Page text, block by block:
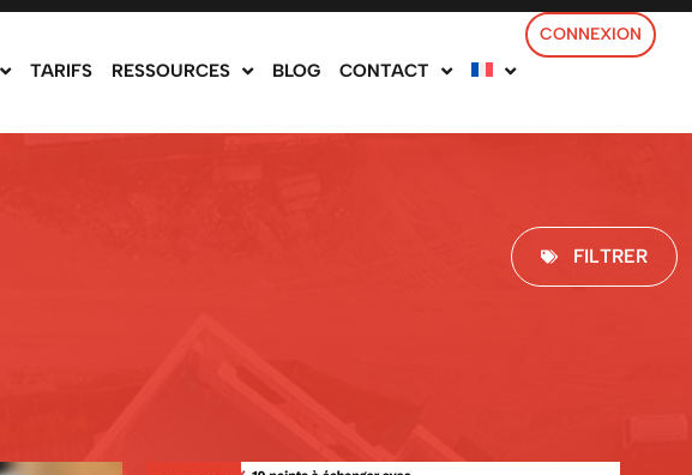
TARIFS RESSOURCES BLOG CONTACT
CONNEXION
FILTRER